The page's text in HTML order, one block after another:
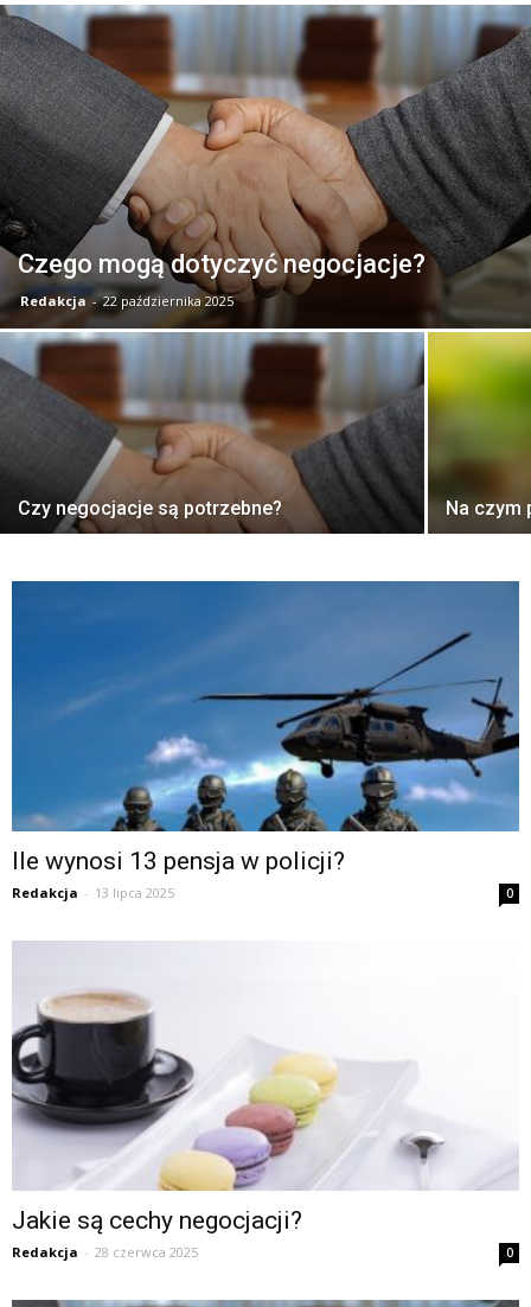
Czego mogą dotyczyć negocjacje?
Redakcja - 22 października 2025
Czy negocjacje są potrzebne? Na czym
Ile wynosi 13 pensja w policji?
Redakcja - 13 lipca 2025 0
Jakie są cechy negocjacji?
Redakcja - 28 czerwca 2025 0